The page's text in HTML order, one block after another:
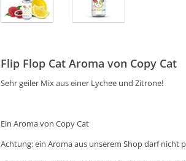
Flip Flop Cat Aroma von Copy Cat
Sehr geiler Mix aus einer Lychee und Zitrone!
Ein Aroma von Copy Cat
Achtung: ein Aroma aus unserem Shop darf nicht